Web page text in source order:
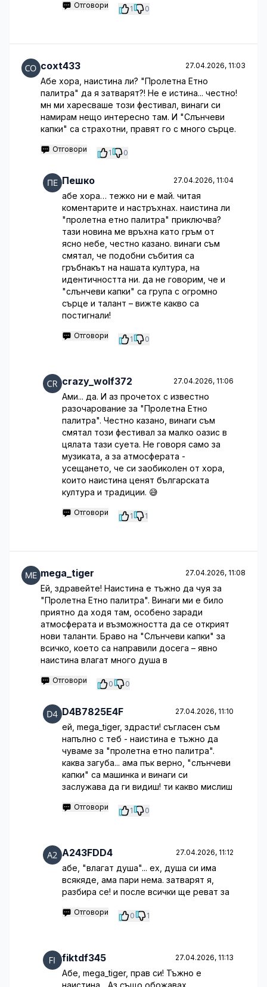
Отговори 1 0
coxt433 27.04.2026, 11:03
Абе хора, наистина ли? "Пролетна Етно
палитра" да я затварят?! Не е истина... честно!
мн ми харесваше този фестивал, винаги си
намирам нещо интересно там. И "Слънчеви
капки" са страхотни, правят го с много сърце.
Отговори 1 0
Пешко 27.04.2026, 11:04
абе хора… тежко ни е май. читая
коментарите и настръхнах. наистина ли
"пролетна етно палитра" приключва?
тази новина ме връхна като гръм от
ясно небе, честно казано. винаги съм
смятал, че подобни събития са
гръбнакът на нашата култура, на
идентичността ни. да не говорим, че и
"слънчеви капки" са група с огромно
сърце и талант – вижте какво са
постигнали!
Отговори 1 0
crazy_wolf372 27.04.2026, 11:06
Ами... да. И аз прочетох с известно
разочарование за "Пролетна Етно
палитра". Честно казано, винаги съм
смятал този фестивал за малко оазис в
цялата тази суета. Не говоря само за
музиката, а за атмосферата -
усещането, че си заобиколен от хора,
които наистина ценят българската
култура и традиции. 😅
Отговори 1 1
mega_tiger 27.04.2026, 11:08
Ей, здравейте! Наистина е тъжно да чуя за
"Пролетна Етно палитра". Винаги ми е било
приятно да ходя там, особено заради
атмосферата и възможността да се открият
нови таланти. Браво на "Слънчеви капки" за
всичко, което са направили досега – явно
наистина влагат много душа в
Отговори 0 0
D4B7825E4F 27.04.2026, 11:10
ей, mega_tiger, здрасти! съгласен съм
напълно с теб - наистина е тъжно да
чуваме за "пролетна етно палитра".
каква загуба... ама пък верно, "слънчеви
капки" са машинка и винаги си
заслужава да ги видиш! ти какво мислиш
Отговори 1 0
A243FDD4 27.04.2026, 11:12
абе, "влагат душа"... ех, душа си има
всякяде, ама пари нема. затварят я,
разбира се! и после всички ще реват за
Отговори 0 1
fiktdf345 27.04.2026, 11:13
Абе, mega_tiger, прав си! Тъжно е
наистина... Аз също обожавах